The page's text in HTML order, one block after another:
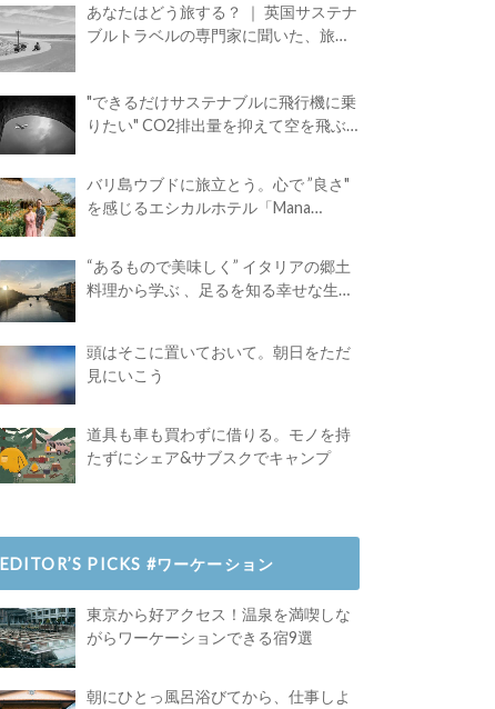
あなたはどう旅する？ ｜ 英国サステナ
ブルトラベルの専門家に聞いた、旅の
"できるだけサステナブルに飛行機に乗
りたい" CO2排出量を抑えて空を飛ぶ
バリ島ウブドに旅立とう。心で ”良さ"
を感じるエシカルホテル「Mana
“あるもので美味しく” イタリアの郷土
料理から学ぶ 、足るを知る幸せな生き
頭はそこに置いておいて。朝日をただ
見にいこう
道具も車も買わずに借りる。モノを持
たずにシェア&サブスクでキャンプ
EDITOR’S PICKS #ワーケーション
東京から好アクセス！温泉を満喫しな
がらワーケーションできる宿9選
朝にひとっ風呂浴びてから、仕事しよ